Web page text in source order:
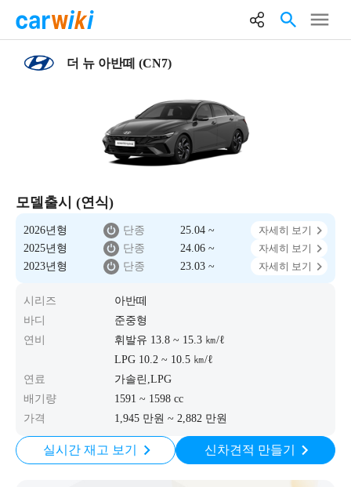
더 뉴 아반떼 (CN7)
모델출시 (연식)
2026년형 단종 25.04 ~
자세히 보기
2025년형
단종 24.06 ~
자세히 보기
2023년형
단종 23.03 ~ 자세히 보기
시리즈
아반떼
바디
준중형
연비
휘발유 13.8 ~ 15.3 ㎞/ℓ
LPG 10.2 ~ 10.5 ㎞/ℓ
연료
가솔린,LPG
배기량
1591 ~ 1598 cc
가격
1,945 만원 ~ 2,882 만원
실시간 재고 보기 신차견적 만들기